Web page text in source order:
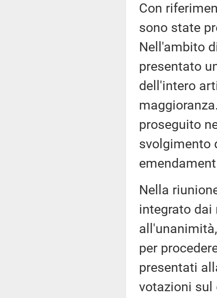
Con
sono state
Nell'ambito
presentato
dell'intero
proseguito
svolgimento
Nella
integrato dai
per
presentati
votazioni sul